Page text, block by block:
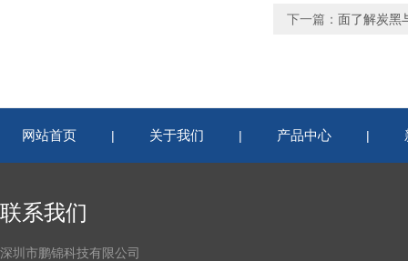
下一篇： 面了解炭黑
网站首页 | 关于我们 | 产品中心 |
联系我们
深圳市鹏锦科技有限公司